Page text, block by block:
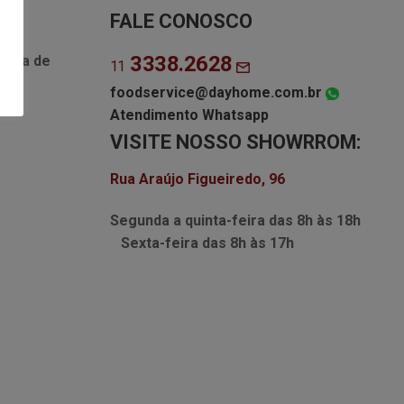
Lista de
FALE CONOSCO
11 3338.2628
foodservice@dayhome.com.br
Atendimento Whatsapp
VISITE NOSSO SHOWRROM:
Rua Araújo Figueiredo, 96
Segunda a quinta-feira das 8h às 18h
Sexta-feira das 8h às 17h